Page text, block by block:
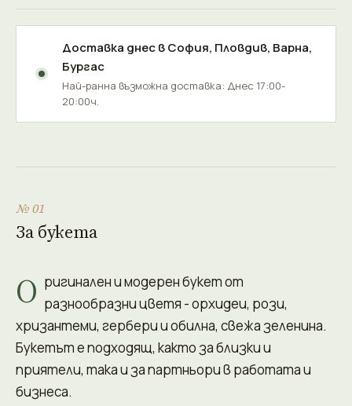
Доставка днес вСофия, Пловдив, Варна,
Бургас
Най-ранна възможна доставка: Днес 17:00-
20:00ч.
№ 01
За букета
О ригинален и модерен букет от
разнообразни цветя - орхидеи, рози,
хризантеми, гербери и обилна, свежа зеленина.
Букетът е подходящ, както за близки и
приятели, така и за партньори в работата и
бизнеса.